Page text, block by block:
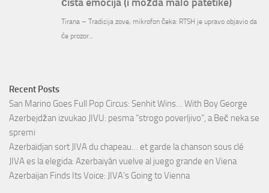
Recent Posts
San Marino Goes Full Pop Circus: Senhit Wins… With Boy George
Azerbejdžan izvukao JIVU: pesma “strogo poverljivo”, a Beč neka se
spremi
Azerbaïdjan sort JIVA du chapeau… et garde la chanson sous clé
JIVA es la elegida: Azerbaiyán vuelve al juego grande en Viena
Azerbaijan Finds Its Voice: JIVA’s Going to Vienna